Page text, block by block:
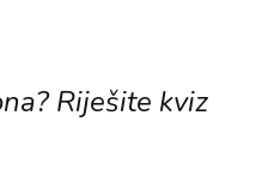
Riješite kviz